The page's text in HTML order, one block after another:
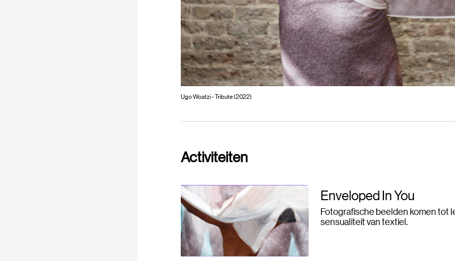
Ugo Woatzi - Tribute (2022)
Activiteiten
Enveloped In You
Fotografische beelden komen tot
sensualiteit van textiel.